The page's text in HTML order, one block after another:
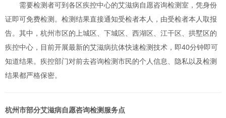
需要检测者可到各区疾控中心的艾滋病自愿咨询检测室，凭身份
证即可免费检测。检测结果直接通知受检者本人，由受检者本人取报
告。其中，杭州市区的上城区、下城区、西湖区、江干区、拱墅区的
疾控中心，目前开展最新的艾滋病抗体快速检测技术，即40分钟即可
知道结果。疾控部门对前去咨询检测市民的个人信息、隐私以及检测
结果都严格保密。
杭州市部分艾滋病自愿咨询检测服务点